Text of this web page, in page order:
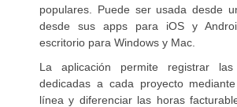
populares. Puede ser usada desde
desde sus apps para iOS y
escritorio para Windows y Mac.
La aplicación permite registrar
dedicadas a cada proyecto
línea y diferenciar las horas